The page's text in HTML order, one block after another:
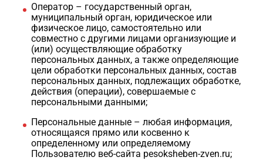
Оператор – государственный орган,
муниципальный орган, юридическое или
физическое лицо, самостоятельно или
совместно с другими лицами организующие и
(или) осуществляющие обработку
персональных данных, а также определяющие
цели обработки персональных данных, состав
персональных данных, подлежащих обработке,
действия (операции), совершаемые с
персональными данными;
Персональные данные – любая информация,
относящаяся прямо или косвенно к
определенному или определяемому
Пользователю веб-сайта pesoksheben-zven.ru;